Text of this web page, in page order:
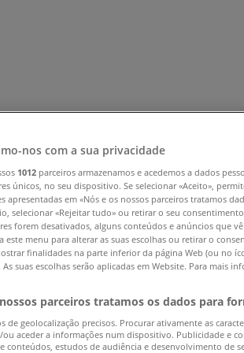
e EletrónicaNatalBrinquedos e Crianças
Livrarias, Papelaria e Hobbies
nos com a sua privacidade
1012 parceiros armazenamos e acedemos a dados
únicos, no seu dispositivo. Se selecionar «Aceito»,
apresentadas em «Nós e os nossos parceiros tratamos
selecionar «Rejeitar tudo» ou retirar o seu
forem desativados, alguns conteúdos e anúncios que
este menu para alterar as suas escolhas ou retirar o
finalidades na parte inferior da página Web (ou no
As suas escolhas serão aplicadas em Website. Para mais
parceiros tratamos os dados para
de geolocalização precisos. Procurar ativamente as
ou aceder a informações num dispositivo. Publicidade e
conteúdos, estudos de audiência e desenvolvimento de